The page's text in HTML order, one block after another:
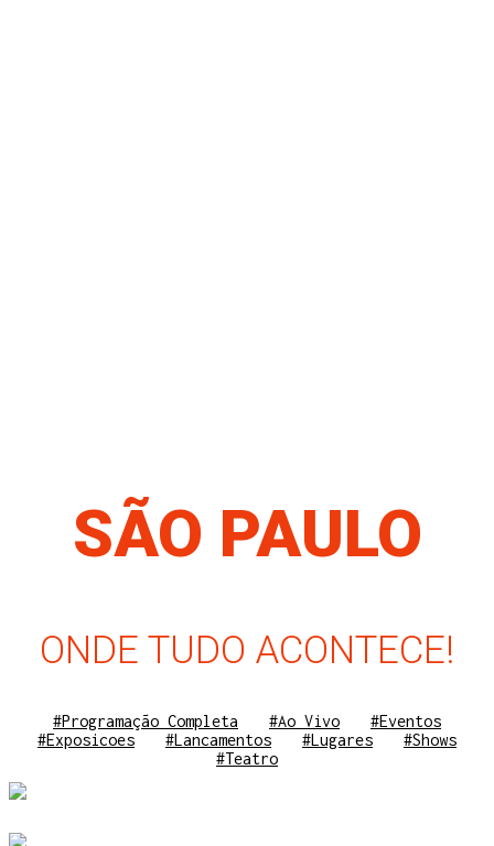
SÃO PAULO
ONDE TUDO ACONTECE!
#Programação Completa #Ao Vivo
#Eventos
#Exposicoes
#Lancamentos #Lugares
#Shows
#Teatro